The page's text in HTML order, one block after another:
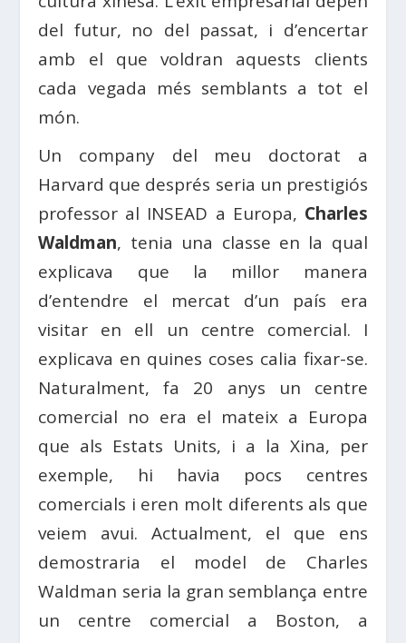
del futur, no del passat, i d’encertar
amb el que voldran aquests clients
cada vegada més semblants a tot el
món.
Un company del meu doctorat a
Harvard que després seria un prestigiós
professor al INSEAD a Europa, Charles
Waldman, tenia una classe en la qual
explicava que la millor manera
d’entendre el mercat d’un país era
visitar en ell un centre comercial. I
explicava en quines coses calia fixar-se.
Naturalment, fa 20 anys un centre
comercial no era el mateix a Europa
que als Estats Units, i a la Xina, per
exemple, hi havia pocs centres
comercials i eren molt diferents als que
veiem avui. Actualment, el que ens
demostraria el model de Charles
Waldman seria la gran semblança entre
un centre comercial a Boston, a